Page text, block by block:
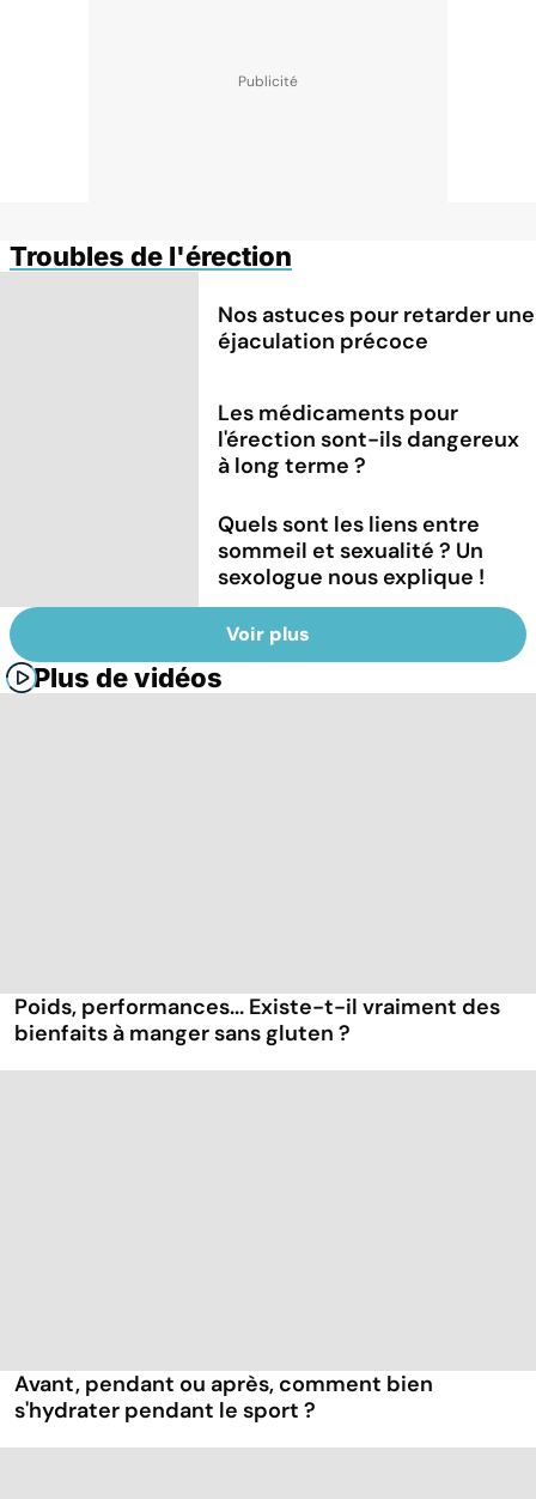
Troubles de l'érection
Nos astuces pour retarder une
éjaculation précoce
Les médicaments pour
l'érection sont-ils dangereux
à long terme ?
Quels sont les liens entre
sommeil et sexualité ? Un
sexologue nous explique !
Voir plus
Plus de vidéos
Poids, performances... Existe-t-il vraiment des
bienfaits à manger sans gluten ?
Avant, pendant ou après, comment bien
s'hydrater pendant le sport ?